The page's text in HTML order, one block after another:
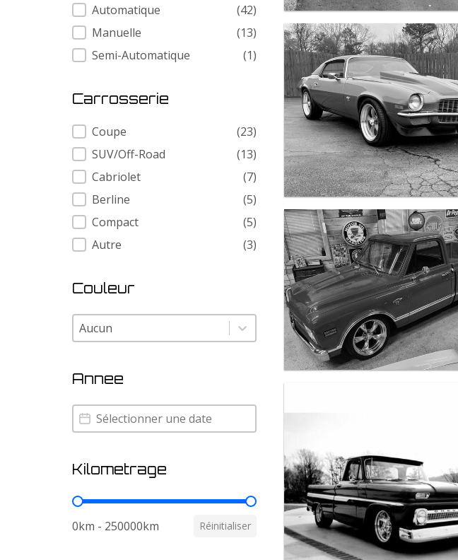
Transmission
Automatique
(42)
Manuelle
(13)
Semi-Automatique
(1)
Carrosserie
Carrosserie
Coupe
(23)
SUV/Off-Road
(13)
Cabriolet
(7)
Berline
(5)
Compact
(5)
Autre
(3)
Couleur
Couleur
Couleur
Annee
Annee
Annee
Kilometrage
Kilometrage
0km - 250000km Réinitialiser